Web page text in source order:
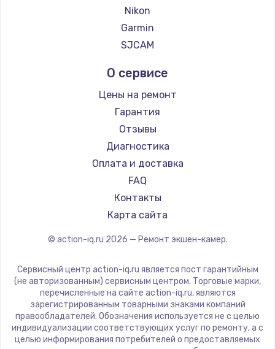
Замена платы сенсора
900 руб.
Заказать
Замена регулятора режимов конфорки
900 руб.
Заказать
Замена сенсорного датчика
1300 руб.
Заказать
Замена сигнальной лампы
1200 руб.
Замена системной платы
1500 руб.
Заказать
Nikon
Garmin
SJCAM
О сервисе
Цены на ремонт
Гарантия
Отзывы
Диагностика
Оплата и доставка
FAQ
Контакты
Карта сайта
© action-iq.ru 2026 — Ремонт экшен-камер.
Сервисный центр action-iq.ru является пост гарантийным
(не авторизованным) сервисным центром. Торговые марки,
перечисленные на сайте action-iq.ru, являются
зарегистрированным товарными знаками компаний
правообладателей. Обозначения используется не с целью
индивидуализации соответствующих услуг по ремонту, а с
целью информирования потребителей о предоставляемых